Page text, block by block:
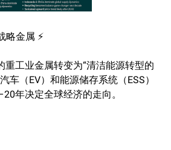
略金属 ⚡
重工业金属转变为“清洁能源转型的
车（EV）和能源储存系统（ESS）
年决定全球经济的走向。